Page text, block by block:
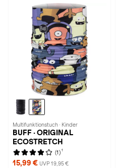
Multifunktionstuch · Kinder
BUFF · ORIGINAL
ECOSTRETCH
(1) 1
15,99 € UVP 19,95 €